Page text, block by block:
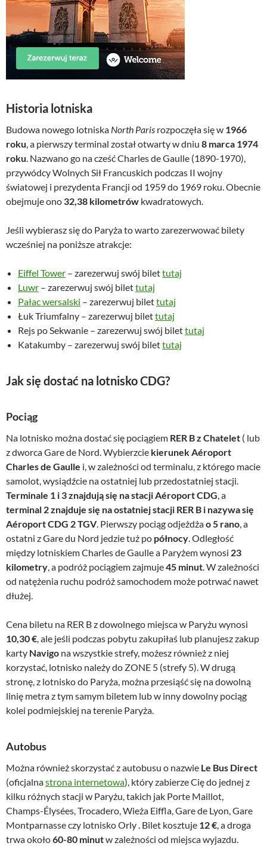
Historia lotniska
Budowa nowego lotniska North Paris rozpoczęła się w 1966
roku , a pierwszy terminal został otwarty w dniu 8 marca 1974
roku . Nazwano go na cześć Charles de Gaulle (1890-1970),
przywódcy Wolnych Sił Francuskich podczas II wojny
światowej i prezydenta Francji od 1959 do 1969 roku. Obecnie
obejmuje ono 32,38 kilometrów kwadratowych.
Jeśli wybierasz się do Paryża to warto zarezerwować bilety
wcześniej na poniższe atrakcje:
Eiffel Tower – zarezerwuj swój bilettutaj
Luwr – zarezerwuj swój bilettutaj
Pałac wersalski – zarezerwuj bilettutaj
Łuk Triumfalny – zarezerwuj bilettutaj
Rejs po Sekwanie – zarezerwuj swój bilettutaj
Katakumby – zarezerwuj swój bilettutaj
Jak się dostać na lotnisko CDG?
Pociąg
Na lotnisko można dostać się pociągiem RER B z Chatelet ( lub
z dworca Gare de Nord. Wybierzcie kierunek Aéroport
Charles de Gaulle i, w zależności od terminalu, z którego macie
samolot, wysiądźcie na ostatniej lub przedostatniej stacji.
Terminale 1 i 3 znajdują się na stacji Aéroport CDG , a
terminal 2 znajduje się na ostatniej stacji RER B i nazywa się
Aéroport CDG 2 TGV. Pierwszy pociąg odjeżdżao 5 rano , a
ostatni z Gare du Nord jedzie tuż po północy . Odległość
między lotniskiem Charles de Gaulle a Paryżem wynosi 23
kilometry , a podróż pociągiem zajmuje45 minut . W zależności
od natężenia ruchu podróż samochodem może potrwać nawet
dłużej.
Cena biletu na RER B z dowolnego miejsca w Paryżu wynosi
10,30 € , ale jeśli podczas pobytu zakupiłaś lub planujesz zakup
karty Navigo na wszystkie strefy, możesz również z niej
korzystać, lotnisko należy do ZONE 5 (strefy 5). W drugą
stronę, z lotnisko do Paryża, można przesiąść się na dowolną
linię metra z tym samym biletem lub w inny dowolny pociąg
kolei podmiejskiej na terenie Paryża.
Autobus
Można również skorzystać z autobusu o nazwie Le Bus Direct
(oficjalnastrona internetowa), który zabierze Cię do jednej z
kilku różnych stacji w Paryżu, takich jak Porte Maillot,
Champs-Élysées, Trocadero, Wieża Eiffla, Gare de Lyon, Gare
Montparnasse czy lotnisko Orly . Bilet kosztuje 12 € , a droga
trwa około60-80 minutw zależności od miejsca wyjazdu.